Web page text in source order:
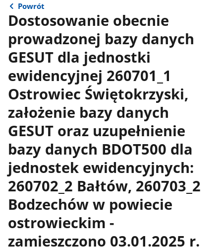
Powrót
Dostosowanie obecnie
prowadzonej bazy danych
GESUT dla jednostki
ewidencyjnej 260701_1
Ostrowiec Świętokrzyski,
założenie bazy danych
GESUT oraz uzupełnienie
bazy danych BDOT500 dla
jednostek ewidencyjnych:
260702_2 Bałtów, 260703_2
Bodzechów w powiecie
ostrowieckim -
zamieszczono 03.01.2025 r.